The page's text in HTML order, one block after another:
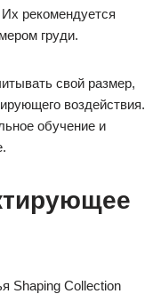
Их рекомендуется
груди.
свой размер,
воздействия.
обучение и
Shaping Collection